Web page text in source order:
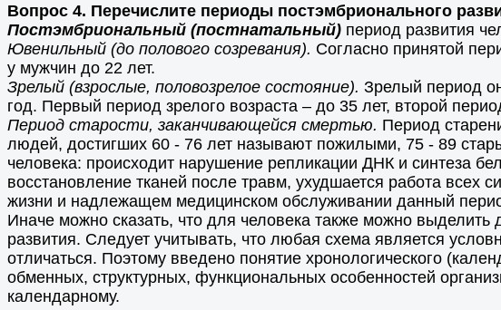
Вопрос 4. Перечислите периоды постэмбрионального
Постэмбриональный (постнатальный) период развития
Ювенильный (до полового созревания). Согласно принятой
у мужчин до 22 лет.
Зрелый (взрослые, половозрелое состояние). Зрелый период
год. Первый период зрелого возраста – до 35 лет, второй
Период старости, заканчивающейся смертью. Период
людей, достигших 60 - 76 лет называют пожилыми, 75 - 89
человека: происходит нарушение репликации ДНК и синтеза
восстановление тканей после травм, ухудшается работа всех
жизни и надлежащем медицинском обслуживании данный
Иначе можно сказать, что для человека также можно
развития. Следует учитывать, что любая схема является
отличаться. Поэтому введено понятие хронологического
обменных, структурных, функциональных особенностей
календарному.